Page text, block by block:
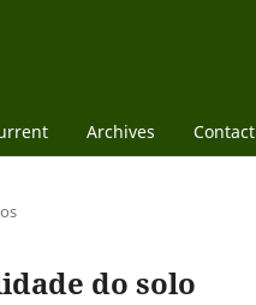
Archives Contact
do solo